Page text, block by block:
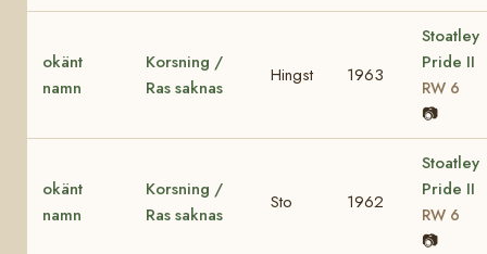
okänt
namn
Korsning /
Ras saknas
Hingst 1963
Stoatley
Pride II
RW 6
📷
okänt
namn
Korsning /
Ras saknas
Sto 1962
Stoatley
Pride II
RW 6
📷